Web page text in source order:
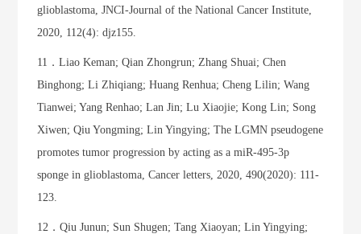
glioblastoma, JNCI-Journal of the National Cancer Institute,
2020, 112(4): djz155.
11．Liao Keman; Qian Zhongrun; Zhang Shuai; Chen
Binghong; Li Zhiqiang; Huang Renhua; Cheng Lilin; Wang
Tianwei; Yang Renhao; Lan Jin; Lu Xiaojie; Kong Lin; Song
Xiwen; Qiu Yongming; Lin Yingying; The LGMN pseudogene
promotes tumor progression by acting as a miR-495-3p
sponge in glioblastoma, Cancer letters, 2020, 490(2020): 111-
123.
12．Qiu Junun; Sun Shugen; Tang Xiaoyan; Lin Yingying;